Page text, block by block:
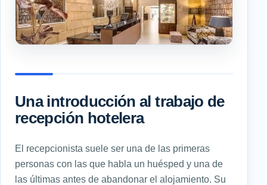
Una introducción al trabajo de
recepción hotelera
El recepcionista suele ser una de las primeras
personas con las que habla un huésped y una de
las últimas antes de abandonar el alojamiento. Su